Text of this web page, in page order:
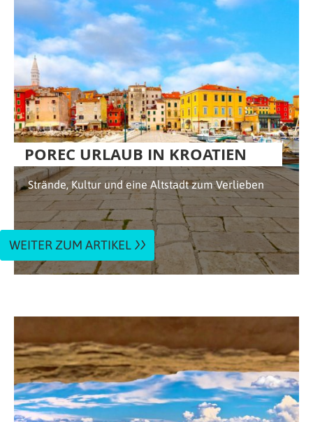
POREC URLAUB IN KROATIEN
Strände, Kultur und eine Altstadt zum Verlieben
WEITER ZUM ARTIKEL